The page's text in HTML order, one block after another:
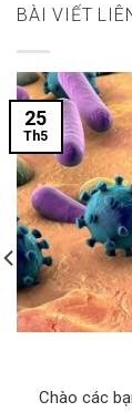
BÀI VIẾT
Chào các
25
Th5